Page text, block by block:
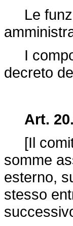
Le
I
decreto
Art. 20.
[Il
somme
esterno,
stesso